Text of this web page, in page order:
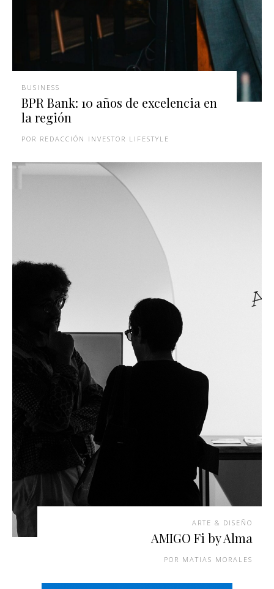
BUSINESS
BPR Bank: 10 años de excelencia en
la región
REDACCIÓN INVESTOR LIFESTYLE
ARTE & DISEÑO
AMIGO Fi by Alma
MATIAS MORALES